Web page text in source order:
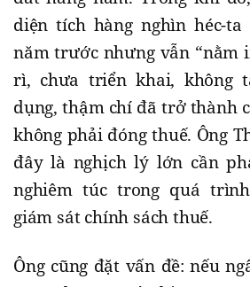
diện tích hàng nghìn héc-
năm trước nhưng vẫn “nằm
rì, chưa triển khai, không
dụng, thậm chí đã trở thành
không phải đóng thuế. Ông
đây là nghịch lý lớn cần
nghiêm túc trong quá
giám sát chính sách thuế.
Ông cũng đặt vấn đề: nếu